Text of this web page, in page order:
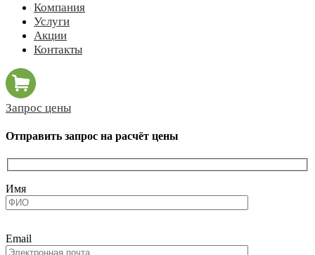
Компания
Услуги
Акции
Контакты
Запрос цены
Отправить запрос на расчёт цены
Имя
Email